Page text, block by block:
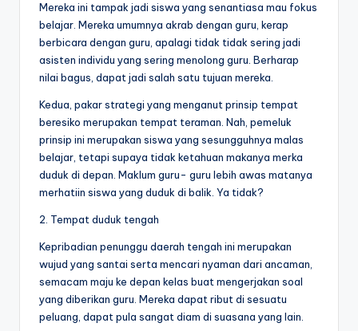
Mereka ini tampak jadi siswa yang senantiasa mau fokus
belajar. Mereka umumnya akrab dengan guru, kerap
berbicara dengan guru, apalagi tidak tidak sering jadi
asisten individu yang sering menolong guru. Berharap
nilai bagus, dapat jadi salah satu tujuan mereka.
Kedua, pakar strategi yang menganut prinsip tempat
beresiko merupakan tempat teraman. Nah, pemeluk
prinsip ini merupakan siswa yang sesungguhnya malas
belajar, tetapi supaya tidak ketahuan makanya merka
duduk di depan. Maklum guru- guru lebih awas matanya
merhatiin siswa yang duduk di balik. Ya tidak?
2. Tempat duduk tengah
Kepribadian penunggu daerah tengah ini merupakan
wujud yang santai serta mencari nyaman dari ancaman,
semacam maju ke depan kelas buat mengerjakan soal
yang diberikan guru. Mereka dapat ribut di sesuatu
peluang, dapat pula sangat diam di suasana yang lain.